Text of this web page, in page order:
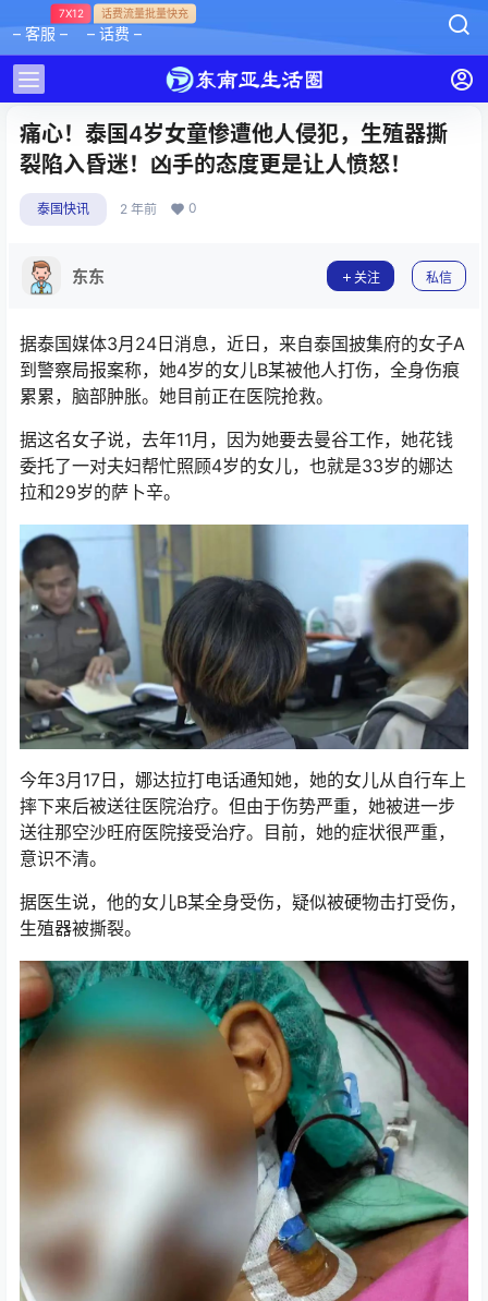
– 客服 –
7X12
– 话费 –
话费流量批量快充
痛心！泰国4岁女童惨遭他人侵犯，生殖器撕
裂陷入昏迷！凶手的态度更是让人愤怒！
泰国快讯 2 年前 0
东东 关注 私信
据泰国媒体3月24日消息，近日，来自泰国披集府的女子A
到警察局报案称，她4岁的女儿B某被他人打伤，全身伤痕
累累，脑部肿胀。她目前正在医院抢救。
据这名女子说，去年11月，因为她要去曼谷工作，她花钱
委托了一对夫妇帮忙照顾4岁的女儿，也就是33岁的娜达
拉和29岁的萨卜辛。
今年3月17日，娜达拉打电话通知她，她的女儿从自行车上
摔下来后被送往医院治疗。但由于伤势严重，她被进一步
送往那空沙旺府医院接受治疗。目前，她的症状很严重，
意识不清。
据医生说，他的女儿B某全身受伤，疑似被硬物击打受伤，
生殖器被撕裂。